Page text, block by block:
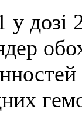
дозі